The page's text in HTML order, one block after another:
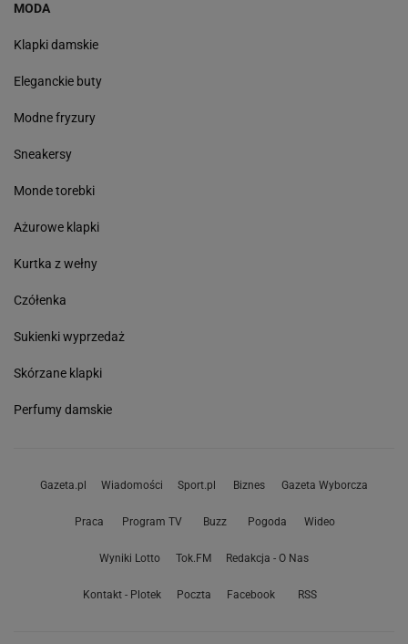
MODA
Klapki damskie
Eleganckie buty
Modne fryzury
Sneakersy
Monde torebki
Ażurowe klapki
Kurtka z wełny
Czółenka
Sukienki wyprzedaż
Skórzane klapki
Perfumy damskie
Gazeta.pl Wiadomości Sport.pl Biznes Gazeta Wyborcza
Praca Program TV Buzz Pogoda Wideo
Wyniki Lotto Tok.FM Redakcja - O Nas
Kontakt - Plotek Poczta Facebook RSS